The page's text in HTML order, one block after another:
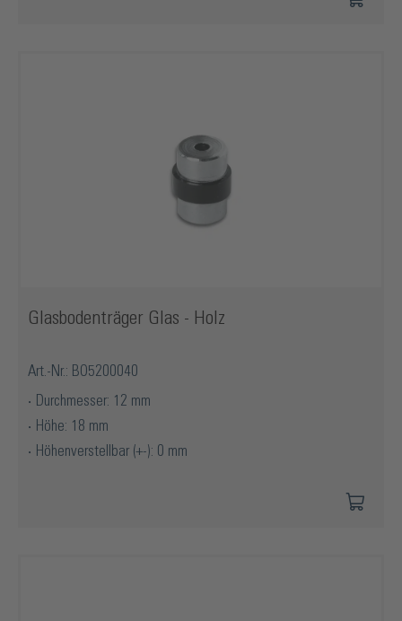
Glasbodenträger Glas - Holz
Art.-Nr.: BO5200040
Durchmesser: 12 mm
Höhe: 18 mm
Höhenverstellbar (+-): 0 mm